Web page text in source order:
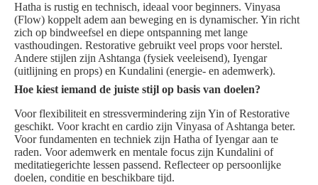
Hatha is rustig en technisch, ideaal voor beginners. Vinyasa
(Flow) koppelt adem aan beweging en is dynamischer. Yin richt
zich op bindweefsel en diepe ontspanning met lange
vasthoudingen. Restorative gebruikt veel props voor herstel.
Andere stijlen zijn Ashtanga (fysiek veeleisend), Iyengar
(uitlijning en props) en Kundalini (energie- en ademwerk).
Hoe kiest iemand de juiste stijl op basis van doelen?
Voor flexibiliteit en stressvermindering zijn Yin of Restorative
geschikt. Voor kracht en cardio zijn Vinyasa of Ashtanga beter.
Voor fundamenten en techniek zijn Hatha of Iyengar aan te
raden. Voor ademwerk en mentale focus zijn Kundalini of
meditatiegerichte lessen passend. Reflecteer op persoonlijke
doelen, conditie en beschikbare tijd.